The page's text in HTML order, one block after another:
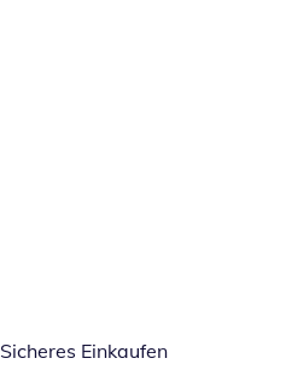
Sicheres Einkaufen